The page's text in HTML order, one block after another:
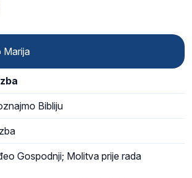
Marija
Bibliju
Gospodnji; Molitva prije rada